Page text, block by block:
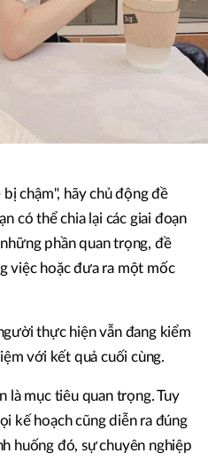
chậm", hãy chủ động đề
có thể chia lại các giai đoạn
phần quan trọng, đề
việc hoặc đưa ra một mốc
thực hiện vẫn đang kiểm
với kết quả cuối cùng.
là mục tiêu quan trọng. Tuy
kế hoạch cũng diễn ra đúng
huống đó, sự chuyên nghiệp